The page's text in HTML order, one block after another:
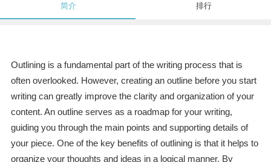
简介 排行
Outlining is a fundamental part of the writing process that is
often overlooked. However, creating an outline before you start
writing can greatly improve the clarity and organization of your
content. An outline serves as a roadmap for your writing,
guiding you through the main points and supporting details of
your piece. One of the key benefits of outlining is that it helps to
organize your thoughts and ideas in a logical manner. By